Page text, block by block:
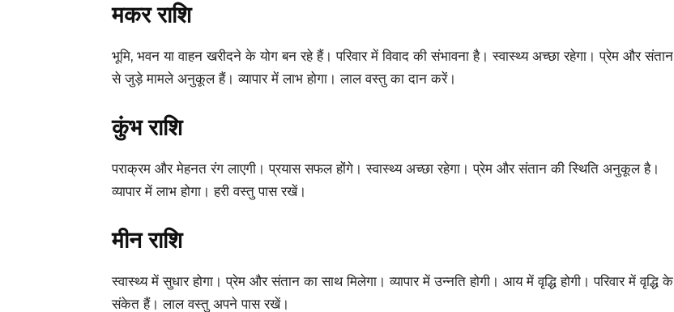
मकर राशि
भूमि, भवन या वाहन खरीदने के योग बन रहे हैं। परिवार में विवाद की संभावना है। स्वास्थ्य अच्छा रहेगा। प्रेम और संतान
से जुड़े मामले अनुकूल हैं। व्यापार में लाभ होगा। लाल वस्तु का दान करें।
कुंभ राशि
पराक्रम और मेहनत रंग लाएगी। प्रयास सफल होंगे। स्वास्थ्य अच्छा रहेगा। प्रेम और संतान की स्थिति अनुकूल है।
व्यापार में लाभ होगा। हरी वस्तु पास रखें।
मीन राशि
स्वास्थ्य में सुधार होगा। प्रेम और संतान का साथ मिलेगा। व्यापार में उन्नति होगी। आय में वृद्धि होगी। परिवार में वृद्धि के
संकेत हैं। लाल वस्तु अपने पास रखें।